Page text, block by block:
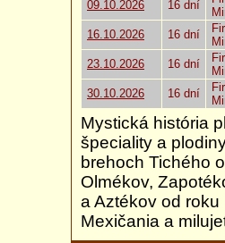
09.10.2026
16 dní
16.10.2026
16 dní
23.10.2026
16 dní
30.10.2026
16 dní
Mystická história
špeciality a
brehoch Tichého
Olmékov,
a Aztékov od
Mexičania a